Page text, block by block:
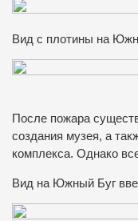
Вид с плотины на
После пожара
создания музея, а
комплекса. Однако
Вид на Южный Буг